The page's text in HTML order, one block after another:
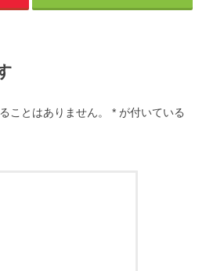
ことはありません。 * が付いている